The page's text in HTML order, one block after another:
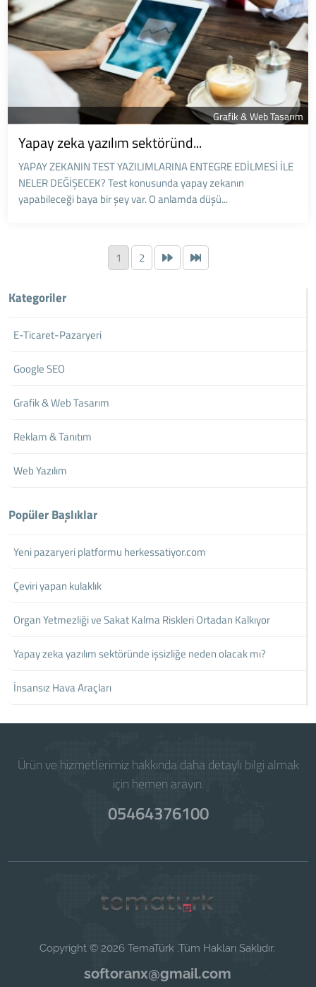
Grafik & Web Tasarım
Yapay zeka yazılım sektöründ...
YAPAY ZEKANIN TEST YAZILIMLARINA ENTEGRE EDİLMESİ İLE
NELER DEĞİŞECEK? Test konusunda yapay zekanın
yapabileceği baya bir şey var. O anlamda düşü...
1 2
Kategoriler
E-Ticaret-Pazaryeri
Google SEO
Grafik & Web Tasarım
Reklam & Tanıtım
Web Yazılım
Popüler Başlıklar
Yeni pazaryeri platformu herkessatiyor.com
Çeviri yapan kulaklık
Organ Yetmezliği ve Sakat Kalma Riskleri Ortadan Kalkıyor
Yapay zeka yazılım sektöründe işsizliğe neden olacak mı?
İnsansız Hava Araçları
Ürün ve hizmetlerimiz hakkında daha detaylı bilgi almak
için hemen arayın.
05464376100
Copyright © 2026 TemaTürk .Tüm Hakları Saklıdır.
softoranx@gmail.com